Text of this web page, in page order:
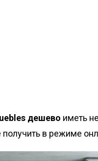
дешево иметь
в режиме